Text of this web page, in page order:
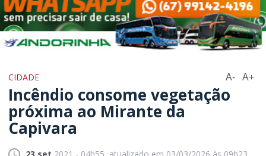
CIDADE A- A+
Incêndio consome vegetação
próxima ao Mirante da
Capivara